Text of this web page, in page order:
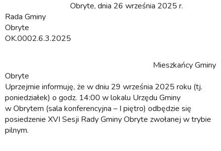
Obryte, dnia 26 września 2025 r.
Rada Gminy
Obryte
OK.0002.6.3.2025
Mieszkańcy Gminy
Obryte
Uprzejmie informuję, że w dniu 29 września 2025 roku (tj.
poniedziałek) o godz. 14:00 w lokalu Urzędu Gminy
w Obrytem (sala konferencyjna – I piętro) odbędzie się
posiedzenie XVI Sesji Rady Gminy Obryte zwołanej w trybie
pilnym.